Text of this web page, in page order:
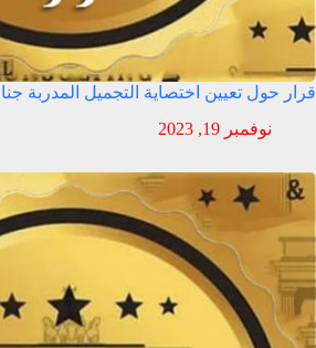
قرار حول تعيين اختصاية التجميل المدربة
نوفمبر 19, 2023